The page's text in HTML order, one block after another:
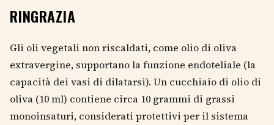
RINGRAZIA
Gli oli vegetali non riscaldati, come olio di oliva
extravergine, supportano la funzione endoteliale (la
capacità dei vasi di dilatarsi). Un cucchiaio di olio di
oliva (10 ml) contiene circa 10 grammi di grassi
monoinsaturi, considerati protettivi per il sistema